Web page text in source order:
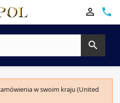
phone


w swoim kraju (United